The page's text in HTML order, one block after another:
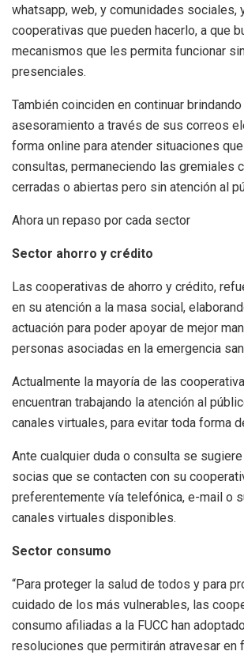
whatsapp, web, y comunidades sociales,
cooperativas que pueden hacerlo, a que
mecanismos que les permita funcionar
presenciales.
También coinciden en continuar
asesoramiento a través de sus correos
forma online para atender situaciones
consultas, permaneciendo las gremiales
cerradas o abiertas pero sin atención al
Ahora un repaso por cada sector
Sector ahorro y crédito
Las cooperativas de ahorro y crédito,
en su atención a la masa social,
actuación para poder apoyar de mejor
personas asociadas en la emergencia
Actualmente la mayoría de las
encuentran trabajando la atención al
canales virtuales, para evitar toda forma
Ante cualquier duda o consulta se
socias que se contacten con su
preferentemente vía telefónica, e-mail o
canales virtuales disponibles.
Sector consumo
“Para proteger la salud de todos y para
cuidado de los más vulnerables, las
consumo afiliadas a la FUCC han
resoluciones que permitirán atravesar en